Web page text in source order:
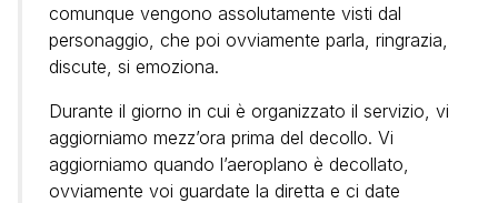
comunque vengono assolutamente visti dal
personaggio, che poi ovviamente parla, ringrazia,
discute, si emoziona.
Durante il giorno in cui è organizzato il servizio, vi
aggiorniamo mezz’ora prima del decollo. Vi
aggiorniamo quando l’aeroplano è decollato,
ovviamente voi guardate la diretta e ci date